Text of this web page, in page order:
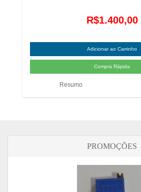
R$1.400,00
Resumo
PROMOÇÕES